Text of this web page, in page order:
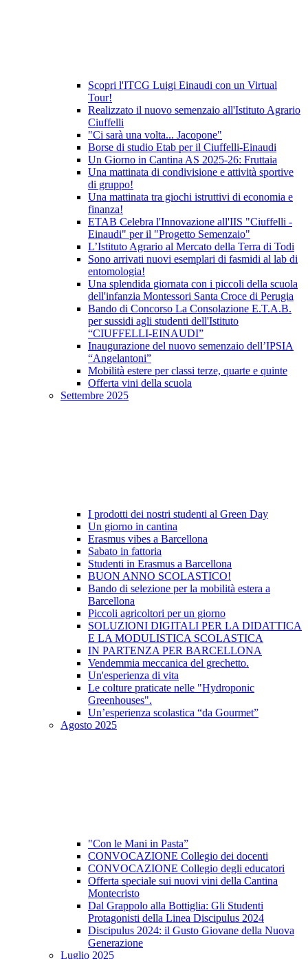
Scopri l'ITCG Luigi Einaudi con un Virtual
Tour!
Realizzato il nuovo semenzaio all'Istituto Agrario
Ciuffelli
"Ci sarà una volta... Jacopone"
Borse di studio Etab per il Ciuffelli-Einaudi
Un Giorno in Cantina AS 2025-26: Fruttaia
Una mattinata di condivisione e attività sportive
di gruppo!
Una mattinata tra giochi istruttivi di economia e
finanza!
ETAB Celebra l'Innovazione all'IIS "Ciuffelli -
Einaudi" per il "Progetto Semenzaio"
L’Istituto Agrario al Mercato della Terra di Todi
Sono arrivati nuovi esemplari di fasmidi al lab di
entomologia!
Una splendida giornata con i piccoli della scuola
dell'infanzia Montessori Santa Croce di Perugia
Bando di Concorso La Consolazione E.T.A.B.
per sussidi agli studenti dell'Istituto
“CIUFFELLI-EINAUDI”
Inaugurazione del nuovo semenzaio dell’IPSIA
“Angelantoni”
Mobilità estere per classi terze, quarte e quinte
Offerta vini della scuola
Settembre 2025
I prodotti dei nostri studenti al Green Day
Un giorno in cantina
Erasmus vibes a Barcellona
Sabato in fattoria
Studenti in Erasmus a Barcellona
BUON ANNO SCOLASTICO!
Bando di selezione per la mobilità estera a
Barcellona
Piccoli agricoltori per un giorno
SOLUZIONI DIGITALI PER LA DIDATTICA
E LA MODULISTICA SCOLASTICA
IN PARTENZA PER BARCELLONA
Vendemmia meccanica del grechetto.
Un'esperienza di vita
Le colture praticate nelle "Hydroponic
Greenhouses".
Un’esperienza scolastica “da Gourmet”
Agosto 2025
"Con le Mani in Pasta”
CONVOCAZIONE Collegio dei docenti
CONVOCAZIONE Collegio degli educatori
Offerta speciale sui nuovi vini della Cantina
Montecristo
Dal Grappolo alla Bottiglia: Gli Studenti
Protagonisti della Linea Discipulus 2024
Discipulus 2024: il Gusto Giovane della Nuova
Generazione
Luglio 2025